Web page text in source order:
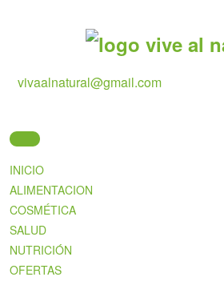
vivaalnatural@gmail.com
INICIO
ALIMENTACION
COSMÉTICA
SALUD
NUTRICIÓN
OFERTAS